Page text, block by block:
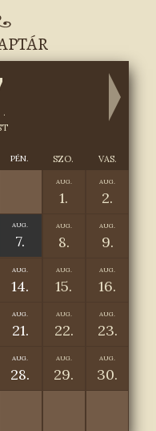
.
PÉN. SZO. VAS.
AUG.
1.
AUG.
2.
AUG.
7.
AUG.
8.
AUG.
9.
AUG.
14.
AUG.
15.
AUG.
16.
AUG.
21.
AUG.
22.
AUG.
23.
AUG.
28.
AUG.
29.
AUG.
30.